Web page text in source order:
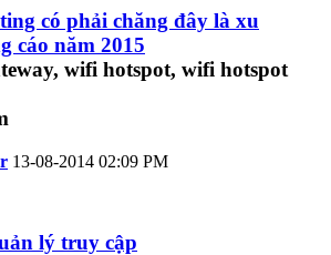
có phải chăng đây là xu
cáo năm 2015
13-08-2014 02:09 PM
lý truy cập